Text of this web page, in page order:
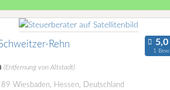
Rehn
1 Bew.
(Entfernung von Altstadt)
Wiesbaden, Hessen, Deutschland